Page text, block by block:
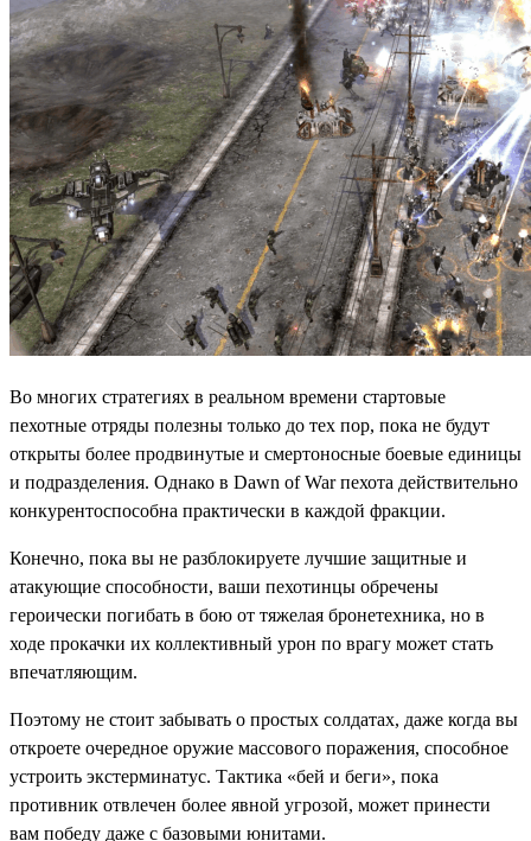
Во многих стратегиях в реальном времени стартовые
пехотные отряды полезны только до тех пор, пока не будут
открыты более продвинутые и смертоносные боевые единицы
и подразделения. Однако в Dawn of War пехота действительно
конкурентоспособна практически в каждой фракции.
Конечно, пока вы не разблокируете лучшие защитные и
атакующие способности, ваши пехотинцы обречены
героически погибать в бою от тяжелая бронетехника, но в
ходе прокачки их коллективный урон по врагу может стать
впечатляющим.
Поэтому не стоит забывать о простых солдатах, даже когда вы
откроете очередное оружие массового поражения, способное
устроить экстерминатус. Тактика «бей и беги», пока
противник отвлечен более явной угрозой, может принести
вам победу даже с базовыми юнитами.